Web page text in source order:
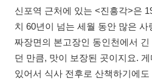
신포역 근처에 있는 <진흥각>은
치 60년이 넘는 세월 동안 많은
짜장면의 본고장인 동인천에서
던 만큼, 맛이 보장된 곳이지요.
있어서 식사 전후로 산책하기에